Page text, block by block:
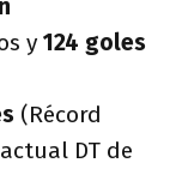
y 124 goles
(Récord
DT de